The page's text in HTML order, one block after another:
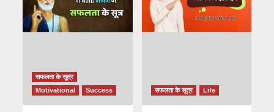
सफलता के सूत्र
Motivational
Success सफलता के सूत्र Life